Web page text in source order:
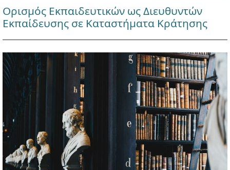
Ορισμός Εκπαιδευτικών ως Διευθυντών
Εκπαίδευσης σε Καταστήματα Κράτησης